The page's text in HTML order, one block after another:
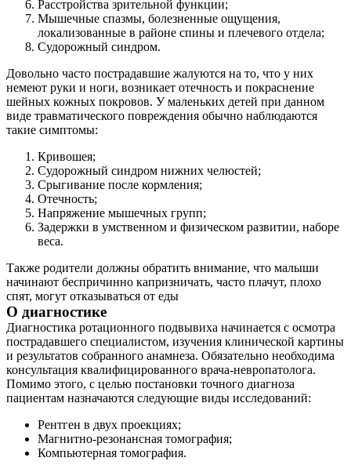
Расстройства зрительной функции;
Мышечные спазмы, болезненные ощущения,
локализованные в районе спины и плечевого отдела;
Судорожный синдром.
Довольно часто пострадавшие жалуются на то, что у них
немеют руки и ноги, возникает отечность и покраснение
шейных кожных покровов. У маленьких детей при данном
виде травматического повреждения обычно наблюдаются
такие симптомы:
Кривошея;
Судорожный синдром нижних челюстей;
Срыгивание после кормления;
Отечность;
Напряжение мышечных групп;
Задержки в умственном и физическом развитии, наборе
веса.
Также родители должны обратить внимание, что малыши
начинают беспричинно капризничать, часто плачут, плохо
спят, могут отказываться от еды
О диагностике
Диагностика ротационного подвывиха начинается с осмотра
пострадавшего специалистом, изучения клинической картины
и результатов собранного анамнеза. Обязательно необходима
консультация квалифицированного врача-невропатолога.
Помимо этого, с целью постановки точного диагноза
пациентам назначаются следующие виды исследований:
Рентген в двух проекциях;
Магнитно-резонансная томография;
Компьютерная томография.